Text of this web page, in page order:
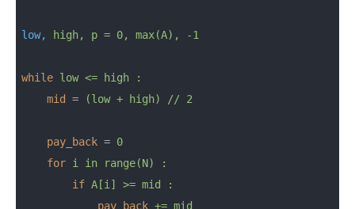
low, high, p = 0, max(A), -1
while low <= high :
mid
= (low + high) // 2
pay_back = 0
for i in range(N) :
if A[i] >= mid :
pay_back += mid